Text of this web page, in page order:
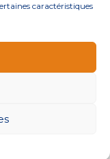
caractéristiques
CONTACT